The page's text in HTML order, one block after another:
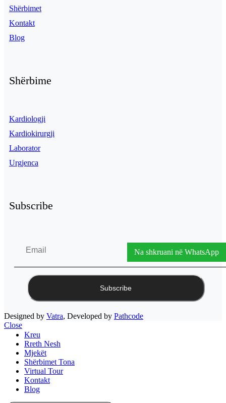
Shërbimet
Kontakt
Blog
Shërbime
Kardiologji
Kardiokirurgji
Laborator
Urgjenca
Subscribe
Designed by Vatra, Developed by Pathcode
Close
Kreu
Rreth Nesh
Mjekët
Shërbimet Tona
Virtual Tour
Kontakt
Blog
Na shkruani në WhatsApp